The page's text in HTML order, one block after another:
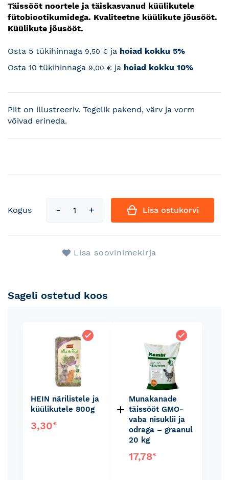
Täissööt noortele ja täiskasvanud küülikutele
fütobiootikumidega. Kvaliteetne küülikute jõusööt.
Küülikute jõusööt.
Osta 5 tükihinnaga 9,50 € ja hoiad kokku 5%
Osta 10 tükihinnaga 9,00 € ja hoiad kokku 10%
Pilt on illustreeriv. Tegelik pakend, värv ja vorm
võivad erineda.
Kogus Lisa ostukorvi
Lisa soovinimekirja
Sageli ostetud koos
HEIN närilistele ja
küülikutele 800g
3,30€
Munakanade
täissööt GMO-
vaba nisuklii ja
odraga – graanul
20 kg
17,78€